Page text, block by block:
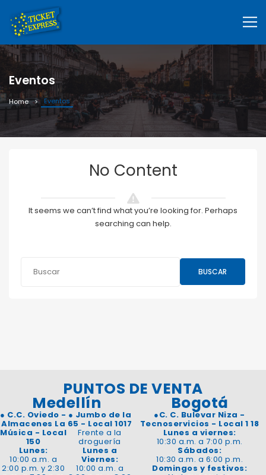
Eventos
Home Eventos
No Content
It seems we can’t find what you’re looking for. Perhaps
searching can help.
BUSCAR
PUNTOS DE VENTA
Medellín
● C.C. Oviedo -
Almacenes La
Música - Local
150
Lunes:
10:00 a.m. a
2:00 p.m. y 2:30
● Jumbo de la
65 - Local 1017
Frente a la
droguería
Lunes a
Viernes:
10:00 a.m. a
Bogotá
●C. C. Bulevar Niza -
Tecnoservicios - Local 1 18
Lunes a viernes:
10:30 a.m. a 7:00 p.m.
Sábados:
10:30 a.m. a 6:00 p.m.
Domingos y festivos: